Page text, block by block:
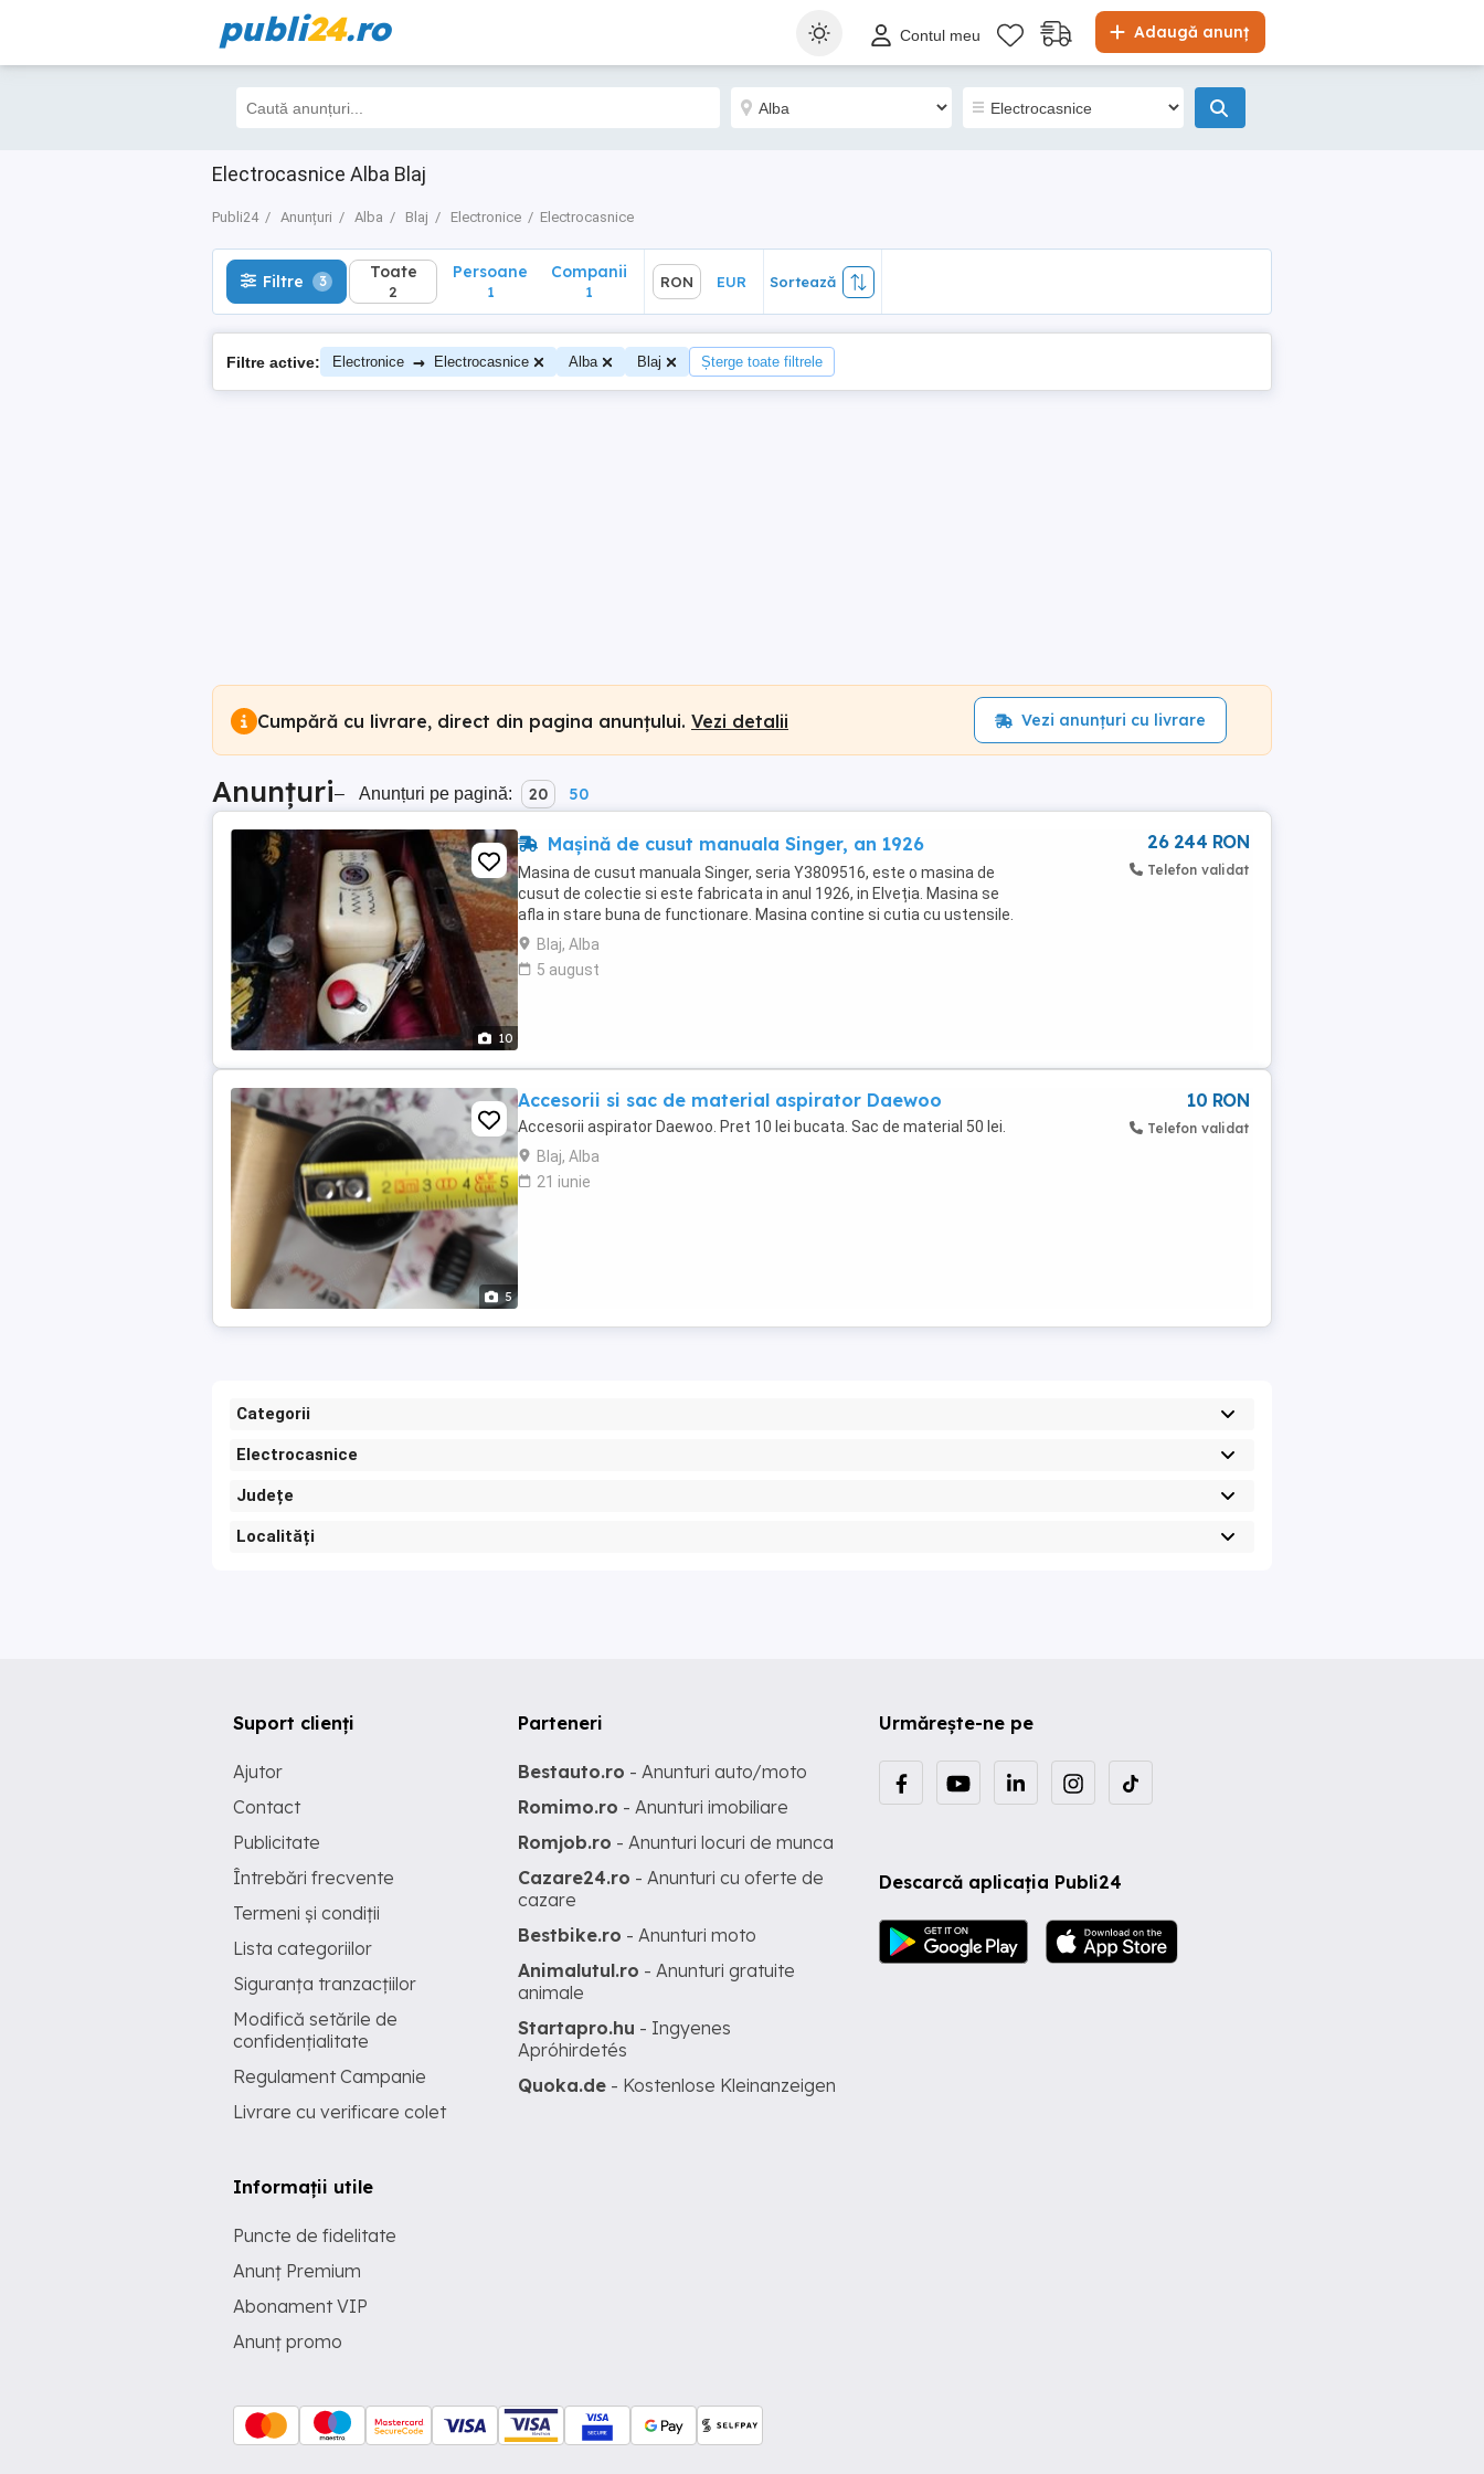
publi24.ro Adaugă anunț
Contul meu
Electrocasnice Alba Blaj
Publi24 Anunțuri Alba Blaj Electronice Electrocasnice
Filtre 3 Toate
2
Sortează
Filtre 3 Toate
2
Persoane
1
Companii
1
RON EUR Sortează
Filtre active: Electronice → Electrocasnice Alba Blaj Șterge toate filtrele
Cumpără cu livrare, direct din pagina anunțului. Vezi detalii Vezi anunțuri cu livrare
Anunțuri– Anunțuri pe pagină: 20 50
10
Mașină de cusut manuala Singer, an 1926
Masina de cusut manuala Singer, seria Y3809516, este o masina de
cusut de colectie si este fabricata in anul 1926, in Elveția. Masina se
afla in stare buna de functionare. Masina contine si cutia cu ustensile.
Blaj, Alba
5 august
26 244 RON
Telefon validat
5
Accesorii si sac de material aspirator Daewoo
Accesorii aspirator Daewoo. Pret 10 lei bucata. Sac de material 50 lei.
Blaj, Alba
21 iunie
10 RON
Telefon validat
Categorii
Electrocasnice
Județe
Localități
Urmărește-ne pe
Descarcă aplicația Publi24
Suport clienți
Ajutor
Contact
Publicitate
Întrebări frecvente
Termeni și condiții
Lista categoriilor
Siguranța tranzacțiilor
Modifică setările de
confidențialitate
Regulament Campanie
Livrare cu verificare colet
Informații utile
Puncte de fidelitate
Anunț Premium
Abonament VIP
Anunț promo
Parteneri
Bestauto.ro - Anunturi auto/moto
Romimo.ro - Anunturi imobiliare
Romjob.ro - Anunturi locuri de munca
Cazare24.ro - Anunturi cu oferte de
cazare
Bestbike.ro - Anunturi moto
Animalutul.ro - Anunturi gratuite
animale
Startapro.hu - Ingyenes
Apróhirdetés
Quoka.de - Kostenlose Kleinanzeigen